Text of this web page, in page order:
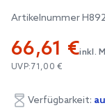
beginning
the
images
Artikelnummer
66,61 €inkl.
UVP:71,00 €
Verfügbarkeit: